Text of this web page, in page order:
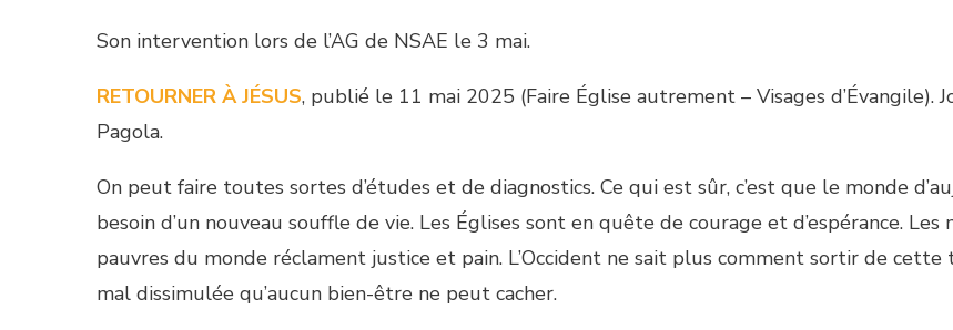
Son intervention lors de l’AG de NSAE le 3 mai.
RETOURNER À JÉSUS, publié le 11 mai 2025 (Faire Église autrement – Visages d’Évangile).
Pagola.
On peut faire toutes sortes d’études et de diagnostics. Ce qui est sûr, c’est que le monde
besoin d’un nouveau souffle de vie. Les Églises sont en quête de courage et d’espérance.
pauvres du monde réclament justice et pain. L’Occident ne sait plus comment sortir de cette
mal dissimulée qu’aucun bien-être ne peut cacher.